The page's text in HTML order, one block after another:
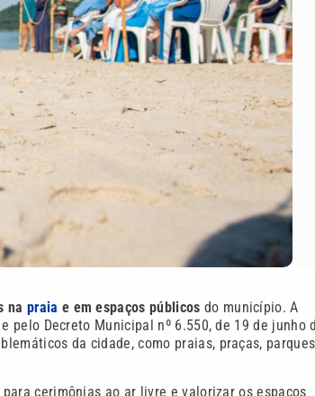
na praia e em espaços públicos do município. A
pelo Decreto Municipal nº 6.550, de 19 de junho
da cidade, como praias, praças,
cerimônias ao ar livre e valorizar os espaços